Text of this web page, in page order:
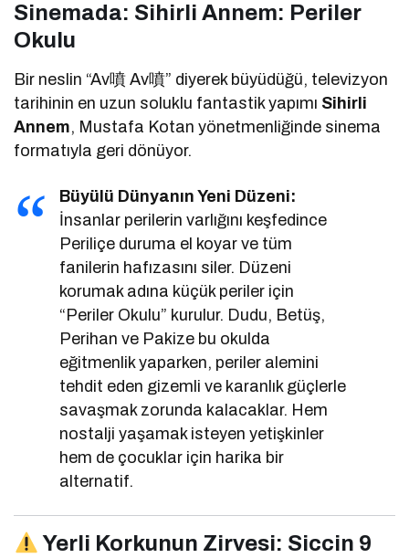
Sinemada: Sihirli Annem: Periler
Okulu
Bir neslin “Av噴 Av噴” diyerek büyüdüğü, televizyon
tarihinin en uzun soluklu fantastik yapımı Sihirli
Annem, Mustafa Kotan yönetmenliğinde sinema
formatıyla geri dönüyor.
Büyülü Dünyanın Yeni Düzeni:
İnsanlar perilerin varlığını keşfedince
Periliçe duruma el koyar ve tüm
fanilerin hafızasını siler. Düzeni
korumak adına küçük periler için
“Periler Okulu” kurulur. Dudu, Betüş,
Perihan ve Pakize bu okulda
eğitmenlik yaparken, periler alemini
tehdit eden gizemli ve karanlık güçlerle
savaşmak zorunda kalacaklar. Hem
nostalji yaşamak isteyen yetişkinler
hem de çocuklar için harika bir
alternatif.
Yerli Korkunun Zirvesi: Siccin 9